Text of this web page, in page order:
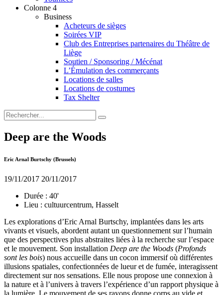
Colonne 4
Business
Acheteurs de sièges
Soirées VIP
Club des Entreprises partenaires du Théâtre de
Liège
Soutien / Sponsoring / Mécénat
L’Émulation des commerçants
Locations de salles
Locations de costumes
Tax Shelter
Deep are the Woods
Eric Arnal Burtschy (Brussels)
19/11/2017 20/11/2017
Durée : 40'
Lieu : cultuurcentrum, Hasselt
Les explorations d’Eric Arnal Burtschy, implantées dans les arts
vivants et visuels, abordent autant un questionnement sur l’humain
que des perspectives plus abstraites liées à la recherche sur l’espace
et le mouvement. Son installation Deep are the Woods (Profonds
sont les bois) nous accueille dans un cocon immersif où différentes
illusions spatiales, confectionnées de lueur et de fumée, interagissent
directement sur nos sensations. Elle nous propose une connexion à
la nature et à l’univers à travers l’expérience d’un rapport physique à
la lumière. Le mouvement de ses rayons donne corps au vide et